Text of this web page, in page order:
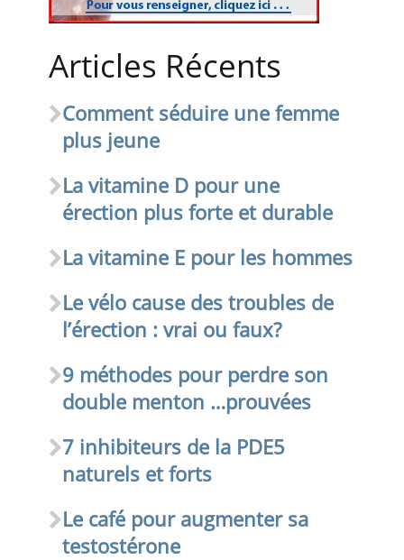
Articles Récents
Comment séduire une femme
plus jeune
La vitamine D pour une
érection plus forte et durable
La vitamine E pour les hommes
Le vélo cause des troubles de
l’érection : vrai ou faux?
9 méthodes pour perdre son
double menton …prouvées
7 inhibiteurs de la PDE5
naturels et forts
Le café pour augmenter sa
testostérone